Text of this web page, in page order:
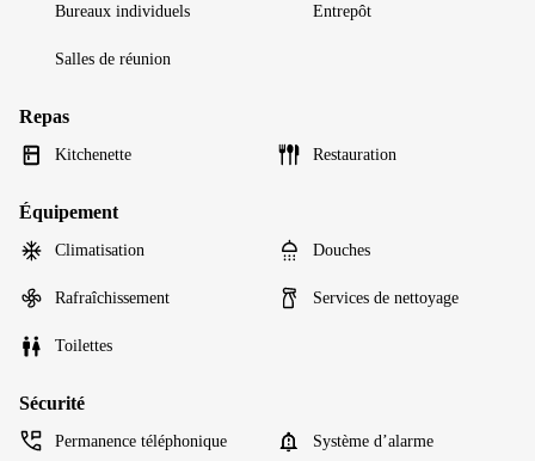
Bureaux individuels Entrepôt
Salles de réunion
Repas
Kitchenette Restauration
Équipement
Climatisation Douches
Rafraîchissement Services de nettoyage
Toilettes
Sécurité
Permanence téléphonique Système d’alarme